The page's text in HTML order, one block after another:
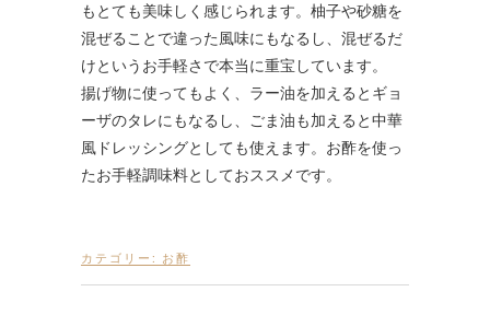
もとても美味しく感じられます。柚子や砂糖を
混ぜることで違った風味にもなるし、混ぜるだ
けというお手軽さで本当に重宝しています。
揚げ物に使ってもよく、ラー油を加えるとギョ
ーザのタレにもなるし、ごま油も加えると中華
風ドレッシングとしても使えます。お酢を使っ
たお手軽調味料としておススメです。
カテゴリー: お酢